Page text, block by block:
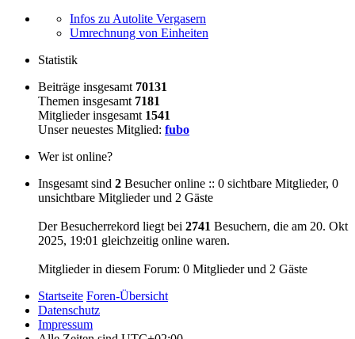
Infos zu Autolite Vergasern
Umrechnung von Einheiten
Statistik
Beiträge insgesamt 70131
Themen insgesamt 7181
Mitglieder insgesamt 1541
Unser neuestes Mitglied: fubo
Wer ist online?
Insgesamt sind 2 Besucher online :: 0 sichtbare Mitglieder, 0
unsichtbare Mitglieder und 2 Gäste
Der Besucherrekord liegt bei 2741 Besuchern, die am 20. Okt
2025, 19:01 gleichzeitig online waren.
Mitglieder in diesem Forum: 0 Mitglieder und 2 Gäste
Startseite Foren-Übersicht
Datenschutz
Impressum